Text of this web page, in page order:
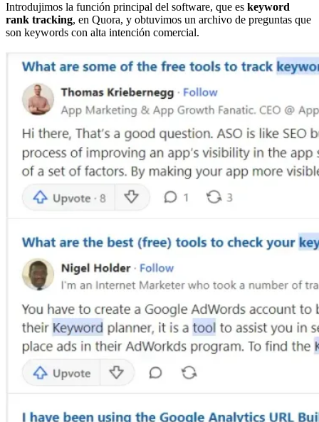
Introdujimos la función principal del software, que es keyword
rank tracking, en Quora, y obtuvimos un archivo de preguntas que
son keywords con alta intención comercial.